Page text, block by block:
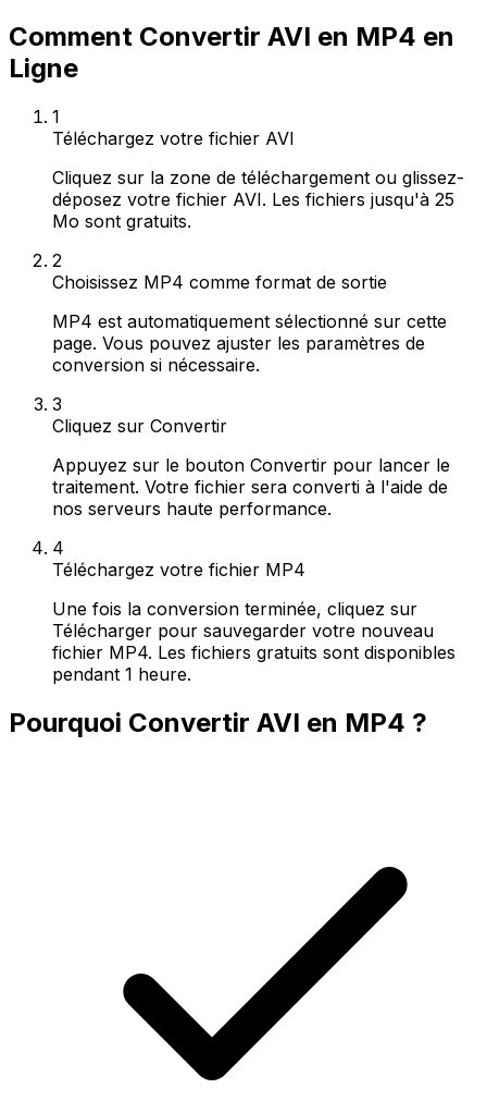
Comment Convertir AVI en MP4 en
Ligne
1
Téléchargez votre fichier AVI
Cliquez sur la zone de téléchargement ou glissez-
déposez votre fichier AVI. Les fichiers jusqu'à 25
Mo sont gratuits.
2
Choisissez MP4 comme format de sortie
MP4 est automatiquement sélectionné sur cette
page. Vous pouvez ajuster les paramètres de
conversion si nécessaire.
3
Cliquez sur Convertir
Appuyez sur le bouton Convertir pour lancer le
traitement. Votre fichier sera converti à l'aide de
nos serveurs haute performance.
4
Téléchargez votre fichier MP4
Une fois la conversion terminée, cliquez sur
Télécharger pour sauvegarder votre nouveau
fichier MP4. Les fichiers gratuits sont disponibles
pendant 1 heure.
Pourquoi Convertir AVI en MP4 ?